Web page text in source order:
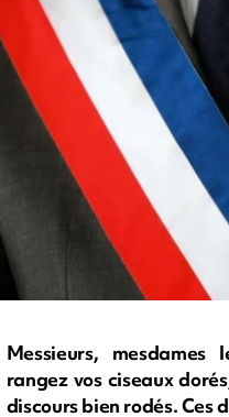
Messieurs,
rangez vos ciseaux
discours bien rodés. Ces